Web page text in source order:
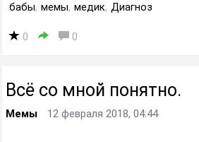
бабы, мемы, медик, Диагноз
0 0
Всё со мной понятно.
Мемы 12 февраля 2018, 04:44